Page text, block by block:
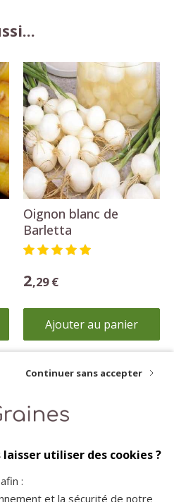
Oignon blanc de
Barletta
2,29 €
Ajouter au panier
en toute
sur notre site
à votre écoute pour plus
d'informations
Continuer sans accepter
utiliser des cookies ?
:
et la sécurité de notre